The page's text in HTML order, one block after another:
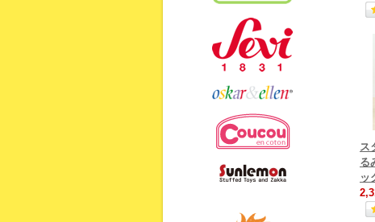
ス
る
ッ